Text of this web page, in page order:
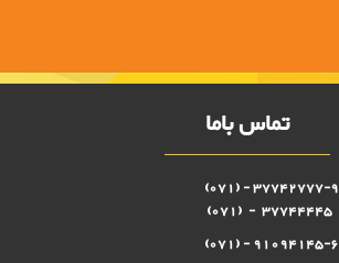
تماس باما
37742777-9 - (071)
91094145-6 - (071)